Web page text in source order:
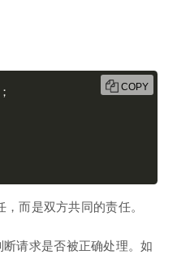
COPY
而是双方共同的责任。
请求是否被正确处理。如